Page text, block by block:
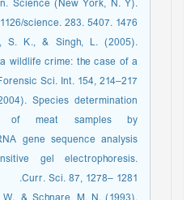
Science (New York, N. Y).
science. 283. 5407. 1476.
S. K., & Singh, L. (2005).
wildlife crime: the case of a
Sci. Int. 154, 214–217.
Species determination
of meat samples by
gene sequence analysis
gel electrophoresis.
Curr. Sci. 87, 1278– 1281.